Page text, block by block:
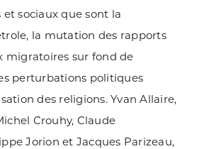
sociaux que sont la
la mutation des rapports
migratoires sur fond de
perturbations politiques
des religions. Yvan Allaire,
Crouhy, Claude
Jorion et Jacques Parizeau,